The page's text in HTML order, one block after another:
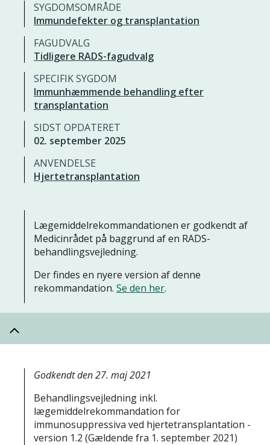
SYGDOMSOMRÅDE
Immundefekter og transplantation
FAGUDVALG
Tidligere RADS-fagudvalg
SPECIFIK SYGDOM
Immunhæmmende behandling efter
transplantation
SIDST OPDATERET
02. september 2025
ANVENDELSE
Hjertetransplantation
Lægemiddelrekommandationen er godkendt af
Medicinrådet på baggrund af en RADS-
behandlingsvejledning.
Der findes en nyere version af denne
rekommandation. Se den her.
Godkendt den 27. maj 2021
Behandlingsvejledning inkl.
lægemiddelrekommandation for
immunosuppressiva ved hjertetransplantation -
version 1.2 (Gældende fra 1. september 2021)